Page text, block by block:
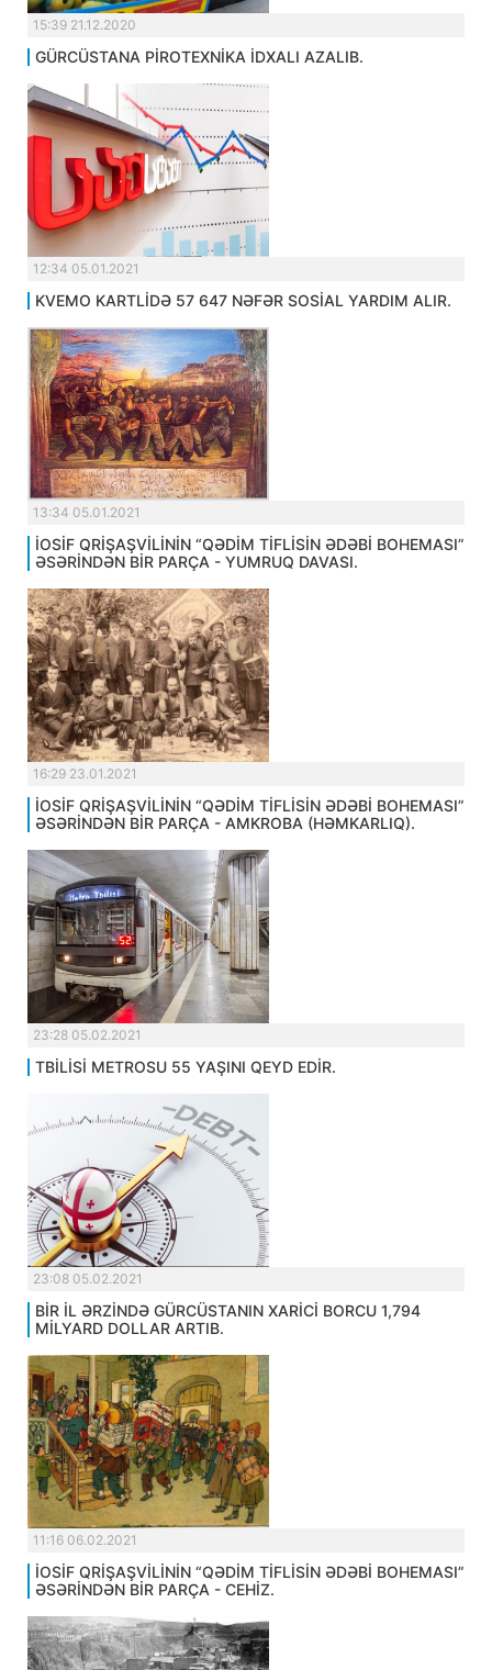
15:39 21.12.2020
GÜRCÜSTANA PİROTEXNİKA İDXALI AZALIB.
12:34 05.01.2021
KVEMO KARTLİDƏ 57 647 NƏFƏR SOSİAL YARDIM ALIR.
13:34 05.01.2021
İOSİF QRİŞAŞVİLİNİN “QƏDİM TİFLİSİN ƏDƏBİ BOHEMASI”
ƏSƏRİNDƏN BİR PARÇA - YUMRUQ DAVASI.
16:29 23.01.2021
İOSİF QRİŞAŞVİLİNİN “QƏDİM TİFLİSİN ƏDƏBİ BOHEMASI”
ƏSƏRİNDƏN BİR PARÇA - AMKROBA (HƏMKARLIQ).
23:28 05.02.2021
TBİLİSİ METROSU 55 YAŞINI QEYD EDİR.
23:08 05.02.2021
BİR İL ƏRZİNDƏ GÜRCÜSTANIN XARİCİ BORCU 1,794
MİLYARD DOLLAR ARTIB.
11:16 06.02.2021
İOSİF QRİŞAŞVİLİNİN “QƏDİM TİFLİSİN ƏDƏBİ BOHEMASI”
ƏSƏRİNDƏN BİR PARÇA - CEHİZ.